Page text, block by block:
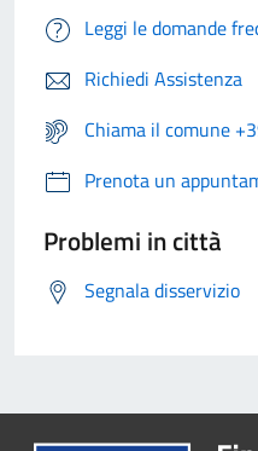
Leggi le domande
Richiedi Assistenza
Chiama il comune
Prenota un
Problemi in città
Segnala disservizio